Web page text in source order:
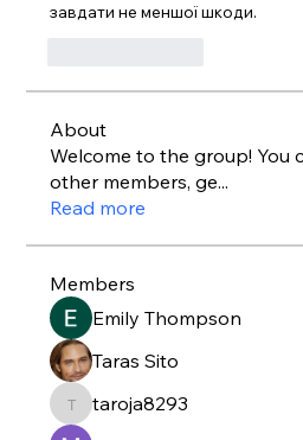
завдати не меншої шкоди.
About
Welcome to the group! You
other members, ge...
Read more
Members
Emily Thompson
Taras Sito
taroja8293
taroja8293